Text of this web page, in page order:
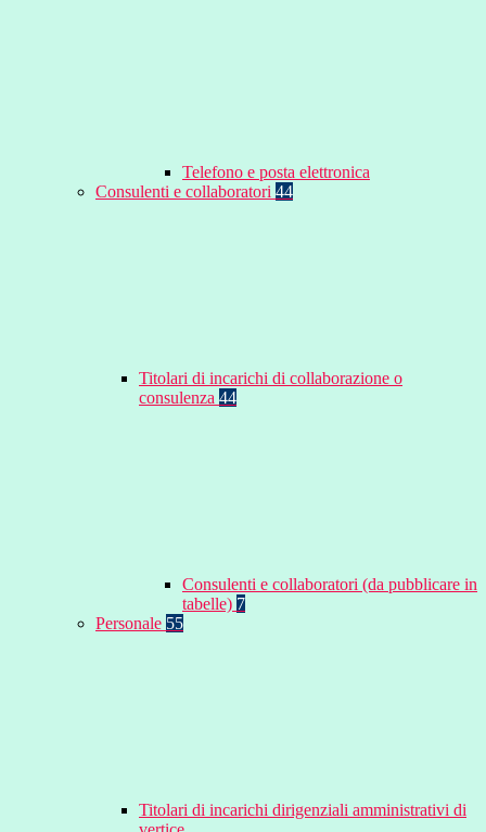
Telefono e posta elettronica
Consulenti e collaboratori 44
Titolari di incarichi di collaborazione o
consulenza 44
Consulenti e collaboratori (da pubblicare in
tabelle) 7
Personale 55
Titolari di incarichi dirigenziali amministrativi di